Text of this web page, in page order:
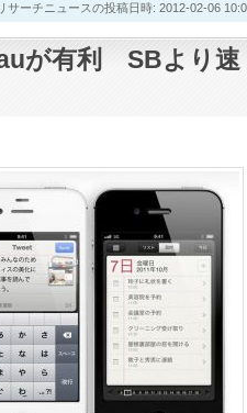
ーチニュースの投稿日時: 2012-02-06
が有利 SBより速